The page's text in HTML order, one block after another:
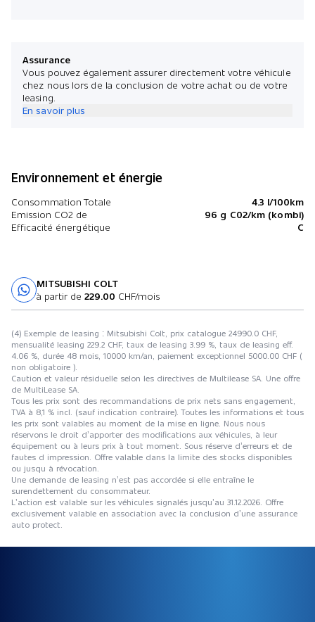
Assurance
Vous pouvez également assurer directement votre véhicule
chez nous lors de la conclusion de votre achat ou de votre
leasing.
En savoir plus
Environnement et énergie
Consommation Totale
4.3 l/100km
Emission CO2 de
96 g C02/km (kombi)
Efficacité énergétique
C
MITSUBISHI COLT
à partir de 229.00 CHF/mois
(4) Exemple de leasing : Mitsubishi Colt, prix catalogue 24990.0 CHF,
mensualité leasing 229.2 CHF, taux de leasing 3.99 %, taux de leasing eff.
4.06 %, durée 48 mois, 10000 km/an, paiement exceptionnel 5000.00 CHF (
non obligatoire ).
Caution et valeur résiduelle selon les directives de Multilease SA. Une offre
de MultiLease SA.
Tous les prix sont des recommandations de prix nets sans engagement,
TVA à 8,1 % incl. (sauf indication contraire). Toutes les informations et tous
les prix sont valables au moment de la mise en ligne. Nous nous
réservons le droit d’apporter des modifications aux véhicules, à leur
équipement ou à leurs prix à tout moment. Sous réserve d’erreurs et de
fautes d impression. Offre valable dans la limite des stocks disponibles
ou jusqu à révocation.
Une demande de leasing n’est pas accordée si elle entraîne le
surendettement du consommateur.
L’action est valable sur les véhicules signalés jusqu’au 31.12.2026. Offre
exclusivement valable en association avec la conclusion d’une assurance
auto protect.